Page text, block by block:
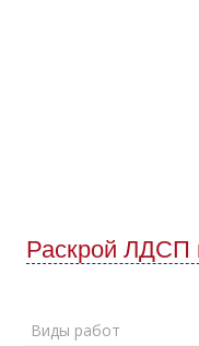
Раскрой ЛДСП
Виды работ